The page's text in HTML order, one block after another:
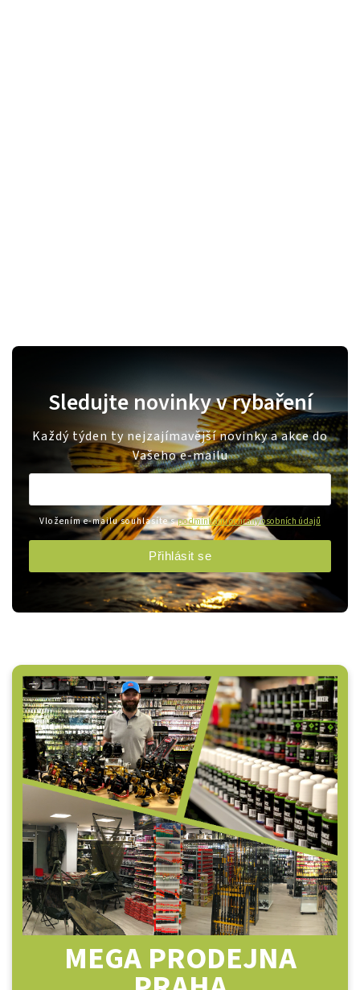
MEGA PRODEJNA
Sledujte novinky v rybaření
Každý týden ty nejzajímavější novinky a akce do
Vašeho e-mailu
Vložením e-mailu souhlasíte spodmínkami ochrany osobních údajů
Přihlásit se